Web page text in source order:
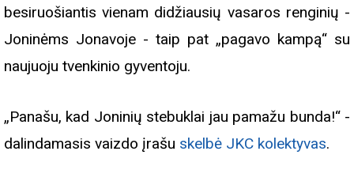
besiruošiantis vienam didžiausių vasaros renginių -
Joninėms Jonavoje - taip pat „pagavo kampą“ su
naujuoju tvenkinio gyventoju.
„Panašu, kad Joninių stebuklai jau pamažu bunda!“ -
dalindamasis vaizdo įrašu skelbė JKC kolektyvas.